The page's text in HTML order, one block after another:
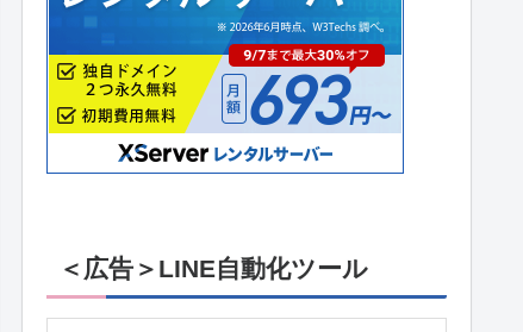
＜広告＞LINE自動化ツール